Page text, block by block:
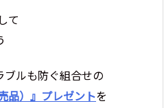
て
ルも防ぐ組合せの
品）』プレゼントを